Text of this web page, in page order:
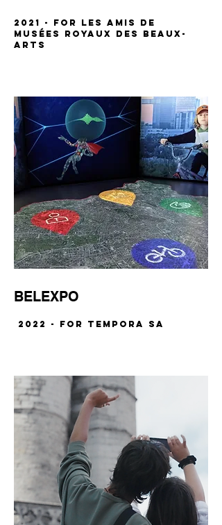
2021 - FOR Les Amis de
Musées Royaux des Beaux-
Arts
BELEXPO
2022 - for TEMPORA SA